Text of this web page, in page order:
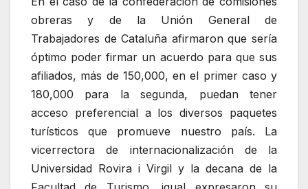
obreras y de la Unión General de
Trabajadores de Cataluña afirmaron que sería
óptimo poder firmar un acuerdo para que sus
afiliados, más de 150,000, en el primer caso y
180,000 para la segunda, puedan tener
acceso preferencial a los diversos paquetes
turísticos que promueve nuestro país. La
vicerrectora de internacionalización de la
Universidad Rovira i Virgil y la decana de la